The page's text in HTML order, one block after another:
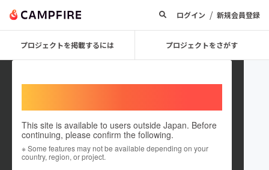
ログイン / 新規会員登録
プロジェクトを掲載するには プロジェクトをさがす
This site is available to users outside Japan. Before
continuing, please confirm the following.
※ Some features may not be available depending on your
country, region, or project.
Japan Plus App